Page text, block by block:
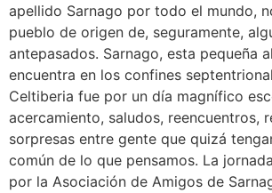
apellido Sarnago por todo el mundo,
pueblo de origen de, seguramente,
antepasados. Sarnago, esta pequeña
encuentra en los confines
Celtiberia fue por un día magnífico
acercamiento, saludos, reencuentros,
sorpresas entre gente que quizá
común de lo que pensamos. La
por la Asociación de Amigos de